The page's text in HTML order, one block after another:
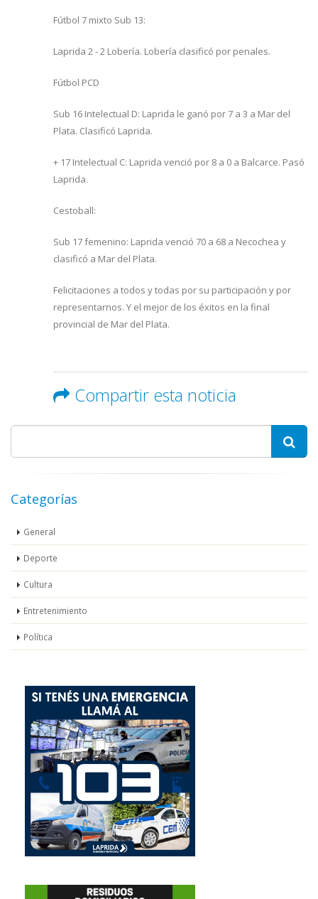
Fútbol 7 mixto Sub 13:
Laprida 2 - 2 Lobería. Lobería clasificó por penales.
Fútbol PCD
Sub 16 Intelectual D: Laprida le ganó por 7 a 3 a Mar del
Plata. Clasificó Laprida.
+ 17 Intelectual C: Laprida venció por 8 a 0 a Balcarce. Pasó
Laprida.
Cestoball:
Sub 17 femenino: Laprida venció 70 a 68 a Necochea y
clasificó a Mar del Plata.
Felicitaciones a todos y todas por su participación y por
representarnos. Y el mejor de los éxitos en la final
provincial de Mar del Plata.
Compartir esta noticia
Categorías
General
Deporte
Cultura
Entretenimiento
Política